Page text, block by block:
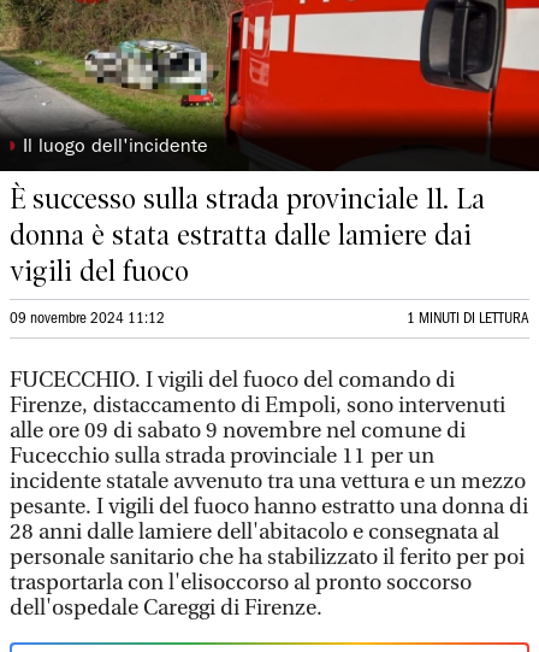
◗ Il luogo dell'incidente
È successo sulla strada provinciale 11. La
donna è stata estratta dalle lamiere dai
vigili del fuoco
09 novembre 2024 11:12 1 MINUTI DI LETTURA
FUCECCHIO. I vigili del fuoco del comando di
Firenze, distaccamento di Empoli, sono intervenuti
alle ore 09 di sabato 9 novembre nel comune di
Fucecchio sulla strada provinciale 11 per un
incidente statale avvenuto tra una vettura e un mezzo
pesante. I vigili del fuoco hanno estratto una donna di
28 anni dalle lamiere dell'abitacolo e consegnata al
personale sanitario che ha stabilizzato il ferito per poi
trasportarla con l'elisoccorso al pronto soccorso
dell'ospedale Careggi di Firenze.